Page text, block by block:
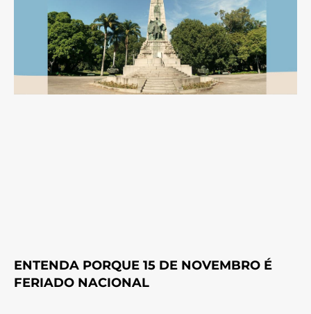
ENTENDA PORQUE 15 DE NOVEMBRO É
FERIADO NACIONAL